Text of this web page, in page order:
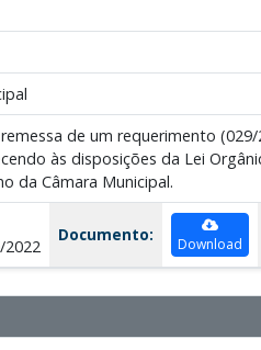
de um requerimento
às disposições da Lei
da Câmara Municipal.
2022
Documento: Download